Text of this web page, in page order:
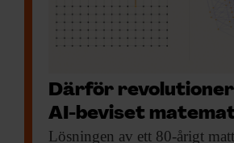
Och nu är du
– Det är ett sådant stort
många olika projekt så jag
Därför
AI-beviset
Lösningen av ett 80-årigt